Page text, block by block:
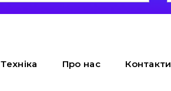
Техніка Про нас Контакти